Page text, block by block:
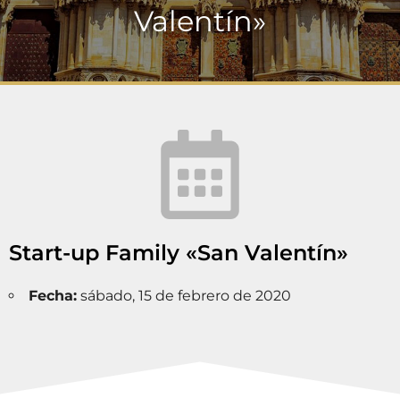
Valentín»
Start-up Family «San Valentín»
Fecha: sábado, 15 de febrero de 2020